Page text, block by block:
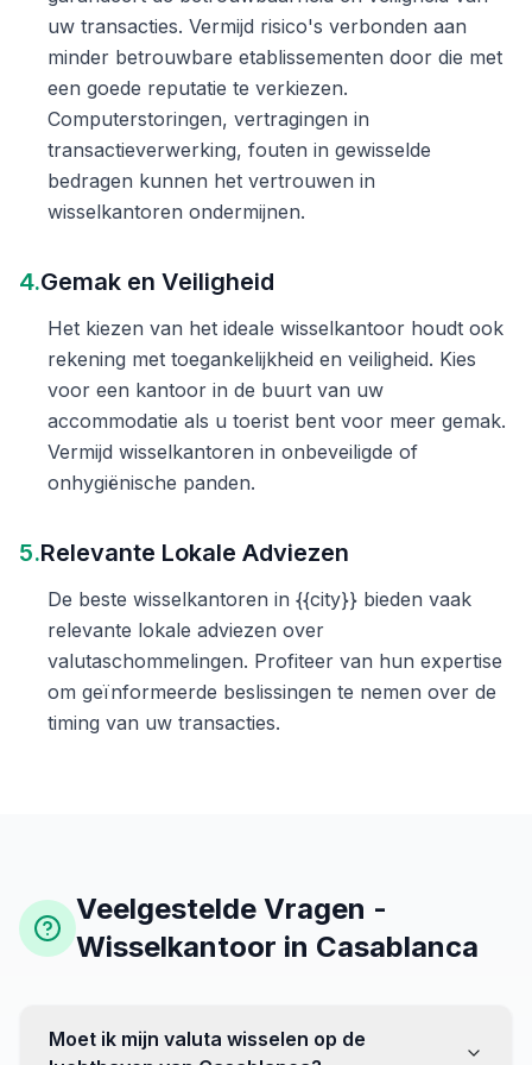
uw transacties. Vermijd risico's verbonden aan
minder betrouwbare etablissementen door die met
een goede reputatie te verkiezen.
Computerstoringen, vertragingen in
transactieverwerking, fouten in gewisselde
bedragen kunnen het vertrouwen in
wisselkantoren ondermijnen.
4.Gemak en Veiligheid
Het kiezen van het ideale wisselkantoor houdt ook
rekening met toegankelijkheid en veiligheid. Kies
voor een kantoor in de buurt van uw
accommodatie als u toerist bent voor meer gemak.
Vermijd wisselkantoren in onbeveiligde of
onhygiënische panden.
5.Relevante Lokale Adviezen
De beste wisselkantoren in {{city}} bieden vaak
relevante lokale adviezen over
valutaschommelingen. Profiteer van hun expertise
om geïnformeerde beslissingen te nemen over de
timing van uw transacties.
Veelgestelde Vragen -
Wisselkantoor in Casablanca
Moet ik mijn valuta wisselen op de